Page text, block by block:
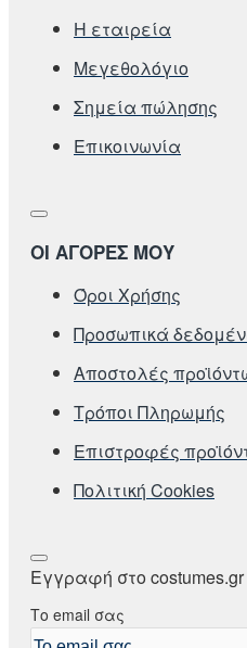
Η εταιρεία
Μεγεθολόγιο
Σημεία πώλησης
Επικοινωνία
ΟΙ ΑΓΟΡΕΣ ΜΟΥ
Όροι Χρήσης
Προσωπικά
Αποστολές
Τρόποι Πληρωμής
Επιστροφές
Πολιτική Cookies
Εγγραφή στο costumes.gr
Το email σας